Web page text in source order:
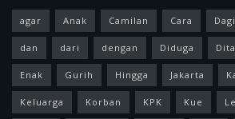
agar Anak Camilan Cara
dan dari dengan Diduga
Enak Gurih Hingga Jakarta
Keluarga Korban KPK Kue